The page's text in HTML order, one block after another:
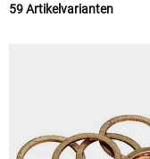
59 Artikelvarianten